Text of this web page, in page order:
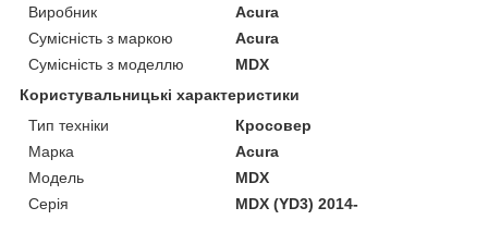
Виробник
Acura
Сумісність з маркою
Acura
Сумісність з моделлю
MDX
Користувальницькі характеристики
Тип техніки
Кросовер
Марка
Acura
Модель
MDX
Серія
MDX (YD3) 2014-